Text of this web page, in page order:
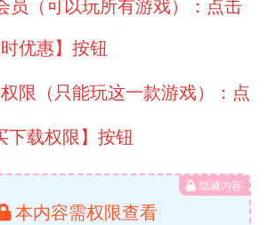
员（可以玩所有游戏）：点击
优惠】按钮
限（只能玩这一款游戏）：点
下载权限】按钮
隐藏内容
本内容需权限查看